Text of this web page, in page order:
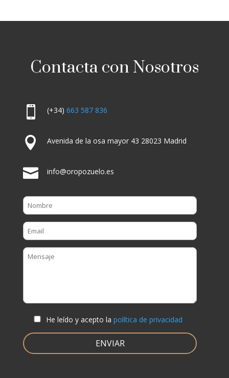
Contacta con Nosotros
 (+34) 663 587 836
 Avenida de la osa mayor 43 28023 Madrid
 info@oropozuelo.es
He leído y acepto la política de privacidad